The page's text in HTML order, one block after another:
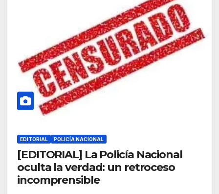
EDITORIAL POLICÍA NACIONAL
[EDITORIAL] La Policía Nacional
oculta la verdad: un retroceso
incomprensible